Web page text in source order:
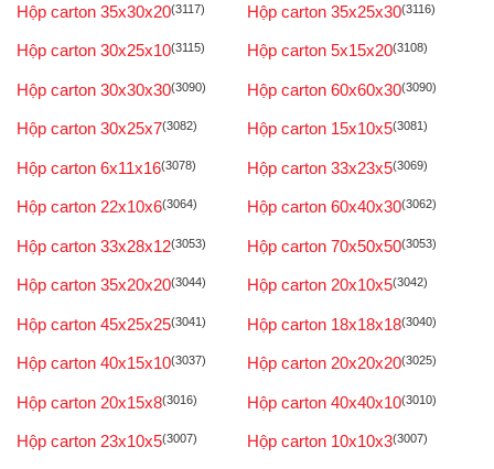
Hộp carton 35x30x20(3117) Hộp carton 35x25x30(3116)
Hộp carton 30x25x10(3115) Hộp carton 5x15x20(3108)
Hộp carton 30x30x30(3090) Hộp carton 60x60x30(3090)
Hộp carton 30x25x7(3082) Hộp carton 15x10x5(3081)
Hộp carton 6x11x16(3078) Hộp carton 33x23x5(3069)
Hộp carton 22x10x6(3064) Hộp carton 60x40x30(3062)
Hộp carton 33x28x12(3053) Hộp carton 70x50x50(3053)
Hộp carton 35x20x20(3044) Hộp carton 20x10x5(3042)
Hộp carton 45x25x25(3041) Hộp carton 18x18x18(3040)
Hộp carton 40x15x10(3037) Hộp carton 20x20x20(3025)
Hộp carton 20x15x8(3016) Hộp carton 40x40x10(3010)
Hộp carton 23x10x5(3007) Hộp carton 10x10x3(3007)